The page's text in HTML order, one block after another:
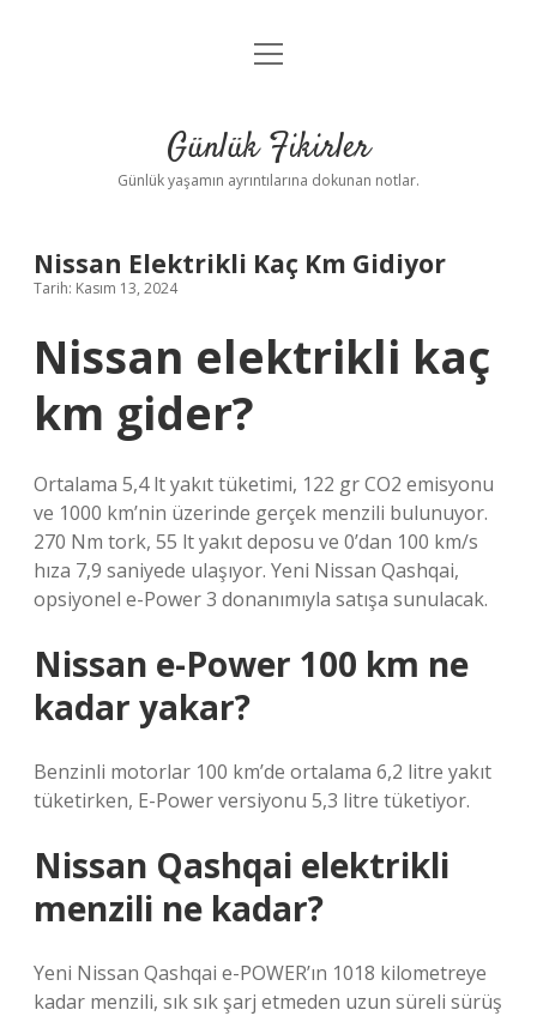
Anasayfa
Yasal Uyarı
menüyü
Günlük Fikirler
Günlük yaşamın ayrıntılarına dokunan notlar.
Nissan Elektrikli Kaç Km Gidiyor
Tarih: Kasım 13, 2024
Nissan elektrikli kaç
km gider?
Ortalama 5,4 lt yakıt tüketimi, 122 gr CO2 emisyonu
ve 1000 km’nin üzerinde gerçek menzili bulunuyor.
270 Nm tork, 55 lt yakıt deposu ve 0’dan 100 km/s
hıza 7,9 saniyede ulaşıyor. Yeni Nissan Qashqai,
opsiyonel e-Power 3 donanımıyla satışa sunulacak.
Nissan e-Power 100 km ne
kadar yakar?
Benzinli motorlar 100 km’de ortalama 6,2 litre yakıt
tüketirken, E-Power versiyonu 5,3 litre tüketiyor.
Nissan Qashqai elektrikli
menzili ne kadar?
Yeni Nissan Qashqai e-POWER’ın 1018 kilometreye
kadar menzili, sık sık şarj etmeden uzun süreli sürüş